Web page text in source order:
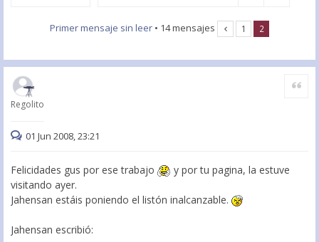
Primer mensaje sin leer • 14 mensajes 1 2
Regolito
Citar
01 Jun 2008, 23:21
Felicidades gus por ese trabajo
y por tu pagina, la estuve
visitando ayer.
Jahensan estáis poniendo el listón inalcanzable.
Jahensan escribió: